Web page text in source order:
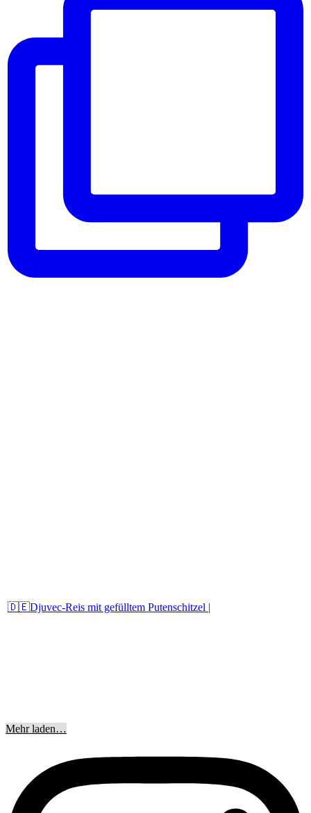
🇩🇪Djuvec-Reis mit gefülltem Putenschitzel |
Mehr laden…